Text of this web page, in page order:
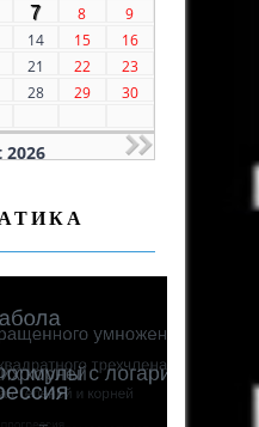
7 8
9
14 15
16
21 22
23
28 29
30
2026